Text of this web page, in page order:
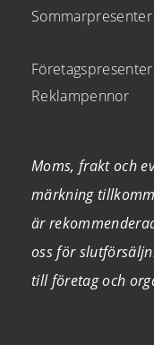
Sommarpresenter
Företagspresenter
Reklampennor
Moms, frakt och
märkning
är
oss för
till företag och